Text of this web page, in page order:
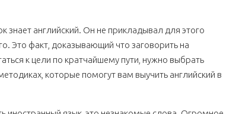
знает английский. Он не прикладывал для этого
Это факт, доказывающий что заговорить на
к цели по кратчайшему пути, нужно выбрать
которые помогут вам выучить английский в